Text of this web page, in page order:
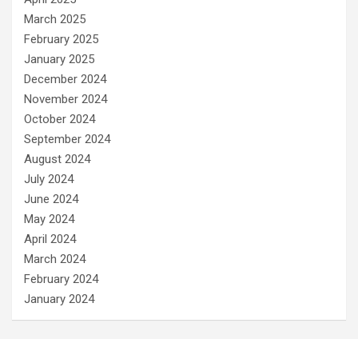
March 2025
February 2025
January 2025
December 2024
November 2024
October 2024
September 2024
August 2024
July 2024
June 2024
May 2024
April 2024
March 2024
February 2024
January 2024